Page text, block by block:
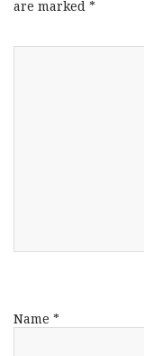
are marked *
Name *